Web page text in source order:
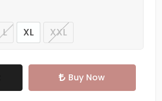
L XL XXL
Buy Now